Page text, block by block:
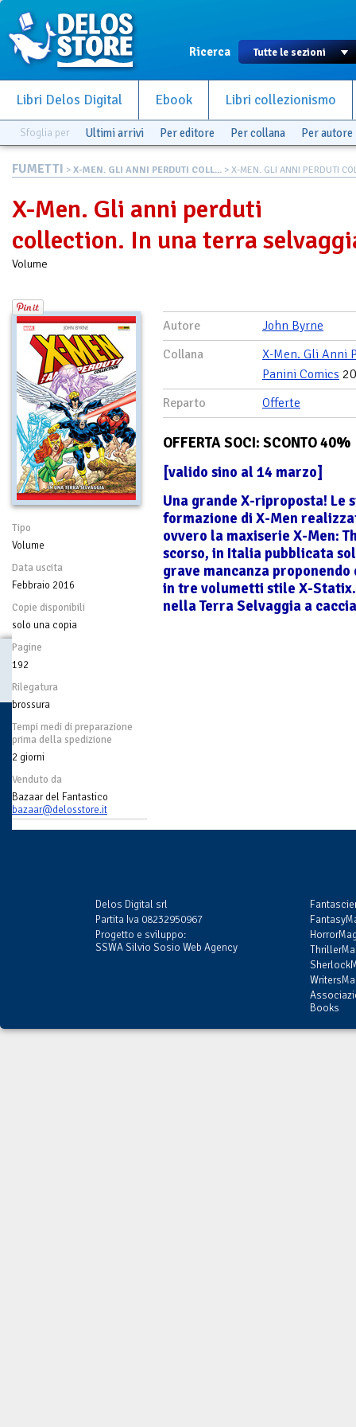
Ricerca
Libri Delos Digital Ebook Libri collezionismo
Sfoglia per Ultimi arrivi Per editore Per collana Per autore
FUMETTI > X-MEN. GLI ANNI PERDUTI COLL... > X-MEN. GLI ANNI PERDUTI
X-Men. Gli anni perduti
collection. In una terra
Volume
Tipo
Volume
Data uscita
Febbraio 2016
Copie disponibili
solo una copia
Pagine
192
Rilegatura
brossura
Tempi medi di preparazione
prima della spedizione
2 giorni
Venduto da
Bazaar del Fantastico
bazaar@delosstore.it
Autore
John Byrne
Collana
X-Men. Gli Anni
Panini Comics
Reparto
Offerte
OFFERTA SOCI: SCONTO 40%
[valido sino al 14 marzo]
Una grande X-riproposta!
formazione di X-Men
ovvero la maxiserie X-Men:
scorso, in Italia pubblicata
grave mancanza
in tre volumetti stile X-
nella Terra Selvaggia a
Delos Digital srl
Partita Iva 08232950967
Progetto e sviluppo:
SSWA Silvio Sosio Web Agency
Books